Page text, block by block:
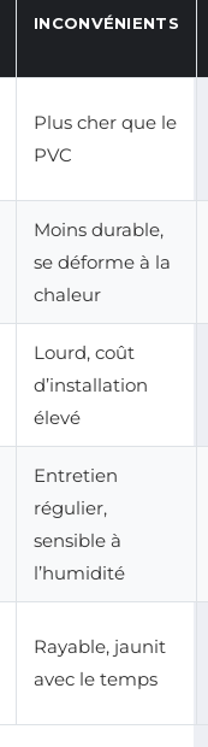
INCONVÉNIENTS
Plus cher que le
PVC
Moins durable,
se déforme à la
chaleur
Lourd, coût
d’installation
élevé
Entretien
régulier,
sensible à
l’humidité
Rayable, jaunit
avec le temps